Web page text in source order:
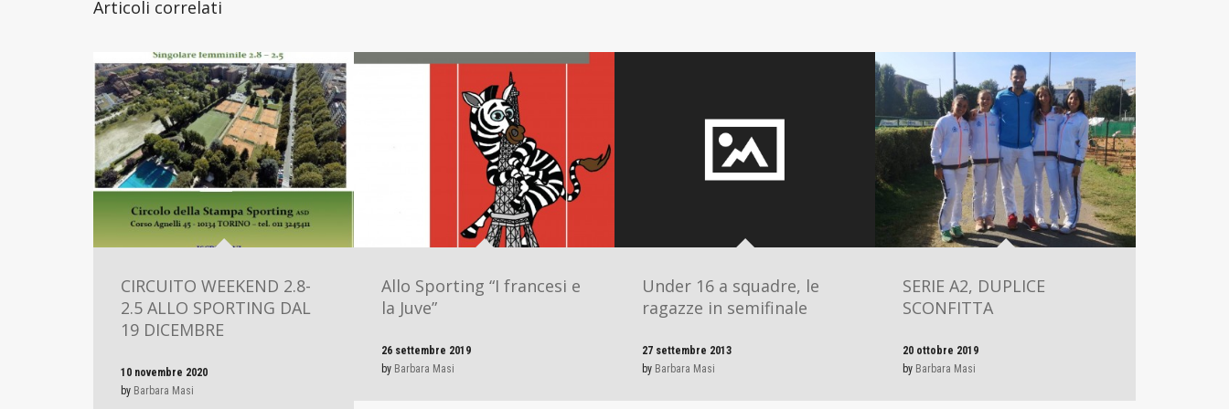
Articoli correlati
CIRCUITO WEEKEND 2.8-
2.5 ALLO SPORTING DAL
19 DICEMBRE
10 novembre 2020
by Barbara Masi
Allo Sporting “I francesi e
la Juve”
26 settembre 2019
by Barbara Masi
Under 16 a squadre, le
ragazze in semifinale
27 settembre 2013
by Barbara Masi
SERIE A2, DUPLICE
SCONFITTA
20 ottobre 2019
by Barbara Masi